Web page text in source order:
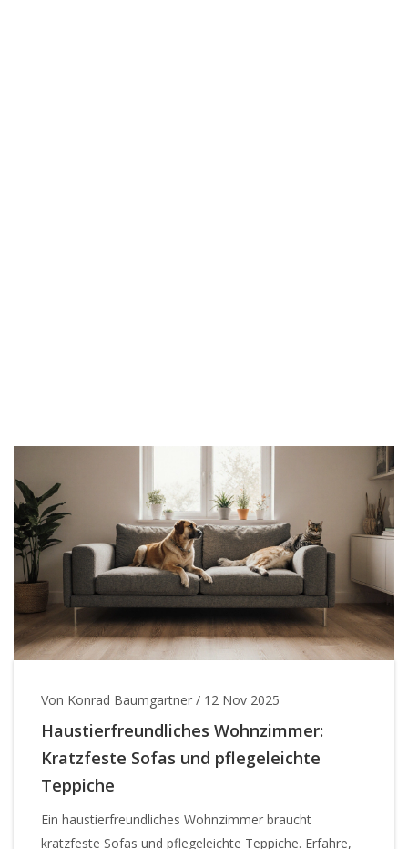
Von Konrad Baumgartner / 12 Nov 2025
Haustierfreundliches Wohnzimmer:
Kratzfeste Sofas und pflegeleichte
Teppiche
Ein haustierfreundliches Wohnzimmer braucht
kratzfeste Sofas und pflegeleichte Teppiche. Erfahre,